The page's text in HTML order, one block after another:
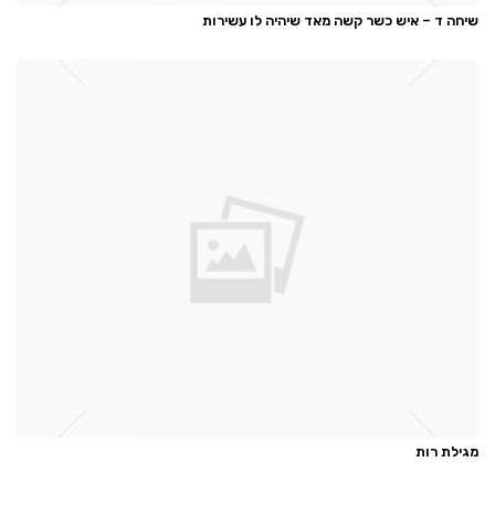
שיחה ד – איש כשר קשה מאד שיהיה לו עשירות
מגילת רות